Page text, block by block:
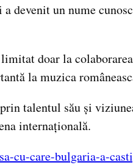
a devenit un nume
doar la
la muzica
talentul său și
internațională.
cu-care-bulgaria-a-